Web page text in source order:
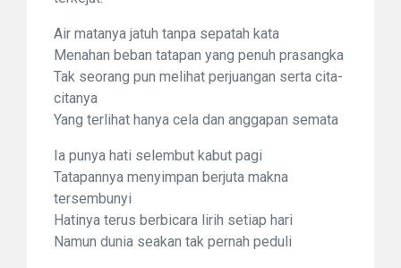
Air matanya jatuh tanpa sepatah kata
Menahan beban tatapan yang penuh prasangka
Tak seorang pun melihat perjuangan serta cita-
citanya
Yang terlihat hanya cela dan anggapan semata
Ia punya hati selembut kabut pagi
Tatapannya menyimpan berjuta makna
tersembunyi
Hatinya terus berbicara lirih setiap hari
Namun dunia seakan tak pernah peduli